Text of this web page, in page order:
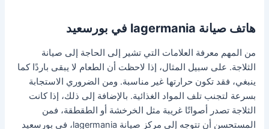
هاتف صيانة lagermania في بورسعيد
من المهم معرفة العلامات التي تشير إلى الحاجة إلى صيانة
الثلاجة. على سبيل المثال، إذا لاحظت أن الطعام لا يبقى باردًا كما
ينبغي، فقد تكون حرارتها غير مناسبة. ومن الضروري الاستجابة
بسرعة لتجنب تلف المواد الغذائية. بالإضافة إلى ذلك، إذا كانت
الثلاجة تصدر أصواتًا غريبة مثل الخرخشة أو الطقطقة، فمن
المستحسن أن تتوجه إلى مركز صيانة lagermania، في بورسعيد